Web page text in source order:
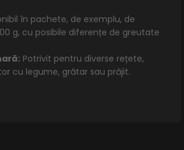
în pachete, de exemplu, de
g, cu posibile diferențe de greutate
Potrivit pentru diverse rețete,
cu legume, grătar sau prăjit.